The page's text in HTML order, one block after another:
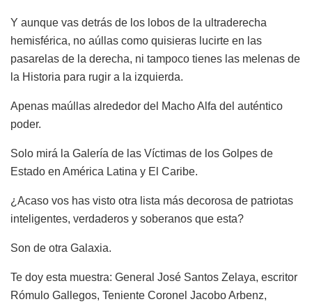
Y aunque vas detrás de los lobos de la ultraderecha
hemisférica, no aúllas como quisieras lucirte en las
pasarelas de la derecha, ni tampoco tienes las melenas de
la Historia para rugir a la izquierda.
Apenas maúllas alrededor del Macho Alfa del auténtico
poder.
Solo mirá la Galería de las Víctimas de los Golpes de
Estado en América Latina y El Caribe.
¿Acaso vos has visto otra lista más decorosa de patriotas
inteligentes, verdaderos y soberanos que esta?
Son de otra Galaxia.
Te doy esta muestra: General José Santos Zelaya, escritor
Rómulo Gallegos, Teniente Coronel Jacobo Arbenz,